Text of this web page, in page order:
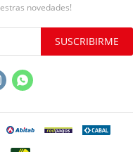
novedades!
SUSCRIBIRME
